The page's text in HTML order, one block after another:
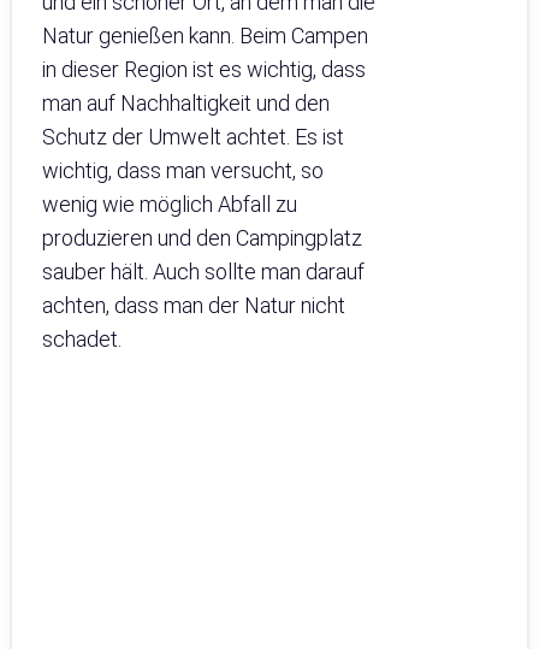
Natur genießen kann. Beim Campen
in dieser Region ist es wichtig, dass
man auf Nachhaltigkeit und den
Schutz der Umwelt achtet. Es ist
wichtig, dass man versucht, so
wenig wie möglich Abfall zu
produzieren und den Campingplatz
sauber hält. Auch sollte man darauf
achten, dass man der Natur nicht
schadet.